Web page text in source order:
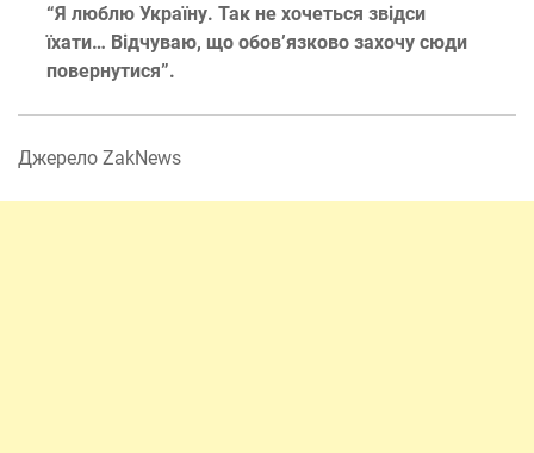
“Я люблю Україну. Так не хочеться звідси
їхати… Відчуваю, що обов’язково захочу сюди
повернутися”.
Джерело ZakNews